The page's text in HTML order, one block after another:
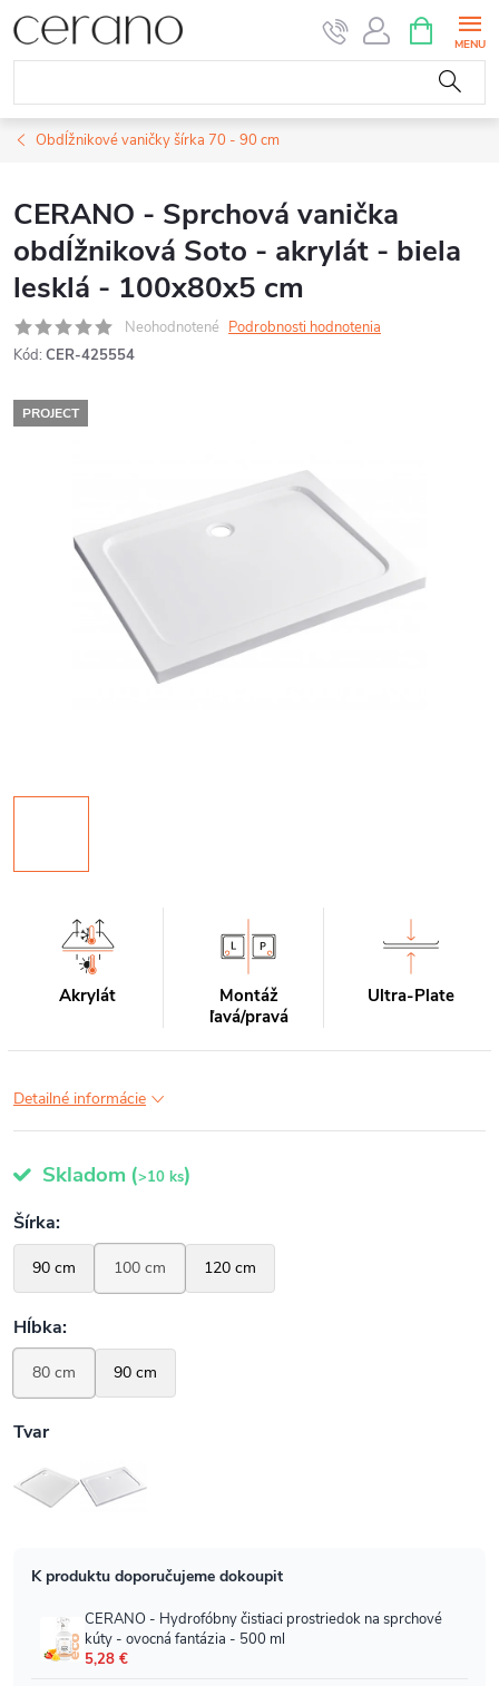
Prejsť
na
obsah
KOŠÍK
Obdĺžnikové vaničky šírka 70 - 90 cm
CERANO - Sprchová vanička
obdĺžniková Soto - akrylát - biela
lesklá - 100x80x5 cm
Neohodnotené Podrobnosti hodnotenia
Kód: CER-425554
PROJECT
Akrylát
Montáž
ľavá/pravá
Ultra-Plate
Detailné informácie
Skladom (>10 ks)